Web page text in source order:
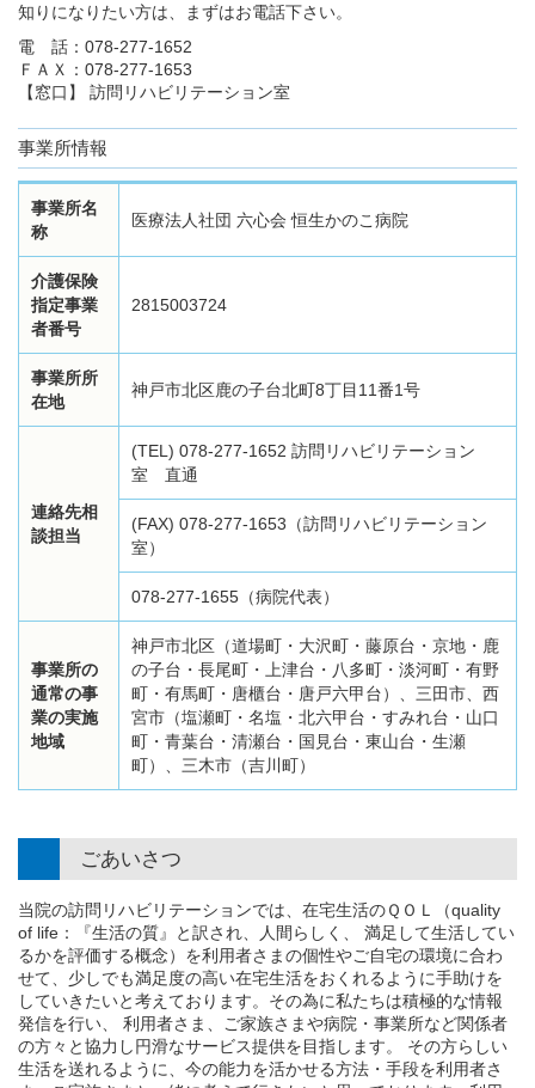
知りになりたい方は、まずはお電話下さい。
電 話：078-277-1652
ＦＡＸ：078-277-1653
【窓口】 訪問リハビリテーション室
事業所情報
事業所名
称
医療法人社団 六心会 恒生かのこ病院
介護保険
指定事業
者番号
2815003724
事業所所
在地
神戸市北区鹿の子台北町8丁目11番1号
連絡先相
談担当
(TEL) 078-277-1652 訪問リハビリテーション
室 直通
(FAX) 078-277-1653（訪問リハビリテーション
室）
078-277-1655（病院代表）
事業所の
通常の事
業の実施
地域
神戸市北区（道場町・大沢町・藤原台・京地・鹿
の子台・長尾町・上津台・八多町・淡河町・有野
町・有馬町・唐櫃台・唐戸六甲台）、三田市、西
宮市（塩瀬町・名塩・北六甲台・すみれ台・山口
町・青葉台・清瀬台・国見台・東山台・生瀬
町）、三木市（吉川町）
ごあいさつ
当院の訪問リハビリテーションでは、在宅生活のＱＯＬ（quality
of life：『生活の質』と訳され、人間らしく、 満足して生活してい
るかを評価する概念）を利用者さまの個性やご自宅の環境に合わ
せて、少しでも満足度の高い在宅生活をおくれるように手助けを
していきたいと考えております。その為に私たちは積極的な情報
発信を行い、 利用者さま、ご家族さまや病院・事業所など関係者
の方々と協力し円滑なサービス提供を目指します。 その方らしい
生活を送れるように、今の能力を活かせる方法・手段を利用者さ